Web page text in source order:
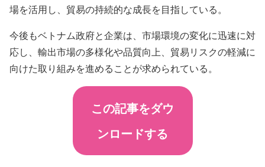
場を活用し、貿易の持続的な成長を目指している。
今後もベトナム政府と企業は、市場環境の変化に迅速に対
応し、輸出市場の多様化や品質向上、貿易リスクの軽減に
向けた取り組みを進めることが求められている。
この記事をダウ
ンロードする